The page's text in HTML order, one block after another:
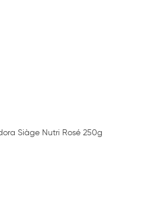
Siàge Nutri Rosé 250g